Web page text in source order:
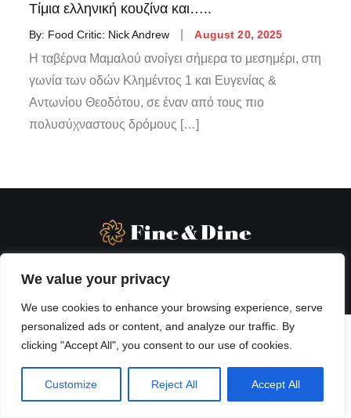
We value your privacy
We use cookies to enhance your browsing experience, serve
personalized ads or content, and analyze our traffic. By
clicking "Accept All", you consent to our use of cookies.
Customize Reject All Accept All
Τίμια ελληνική κουζίνα και…..
By: Food Critic: Nick Andrew August 20, 2025
Η ταβέρνα Μαμαλού ανοίγει σήμερα το μεσημέρι, στη
γωνία των οδών Κλημέντος 1 και Ευγενίας &
Αντωνίου Θεοδότου, σε έναν από τους πιο
πολυσύχναστους δρόμους […]